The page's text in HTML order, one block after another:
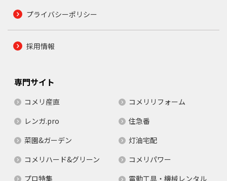
プライバシーポリシー
採用情報
専門サイト
コメリ産直
コメリリフォーム
レンガ.pro
住急番
菜園&ガーデン
灯油宅配
コメリハード&グリーン
コメリパワー
プロ特集
電動工具・機械レンタル